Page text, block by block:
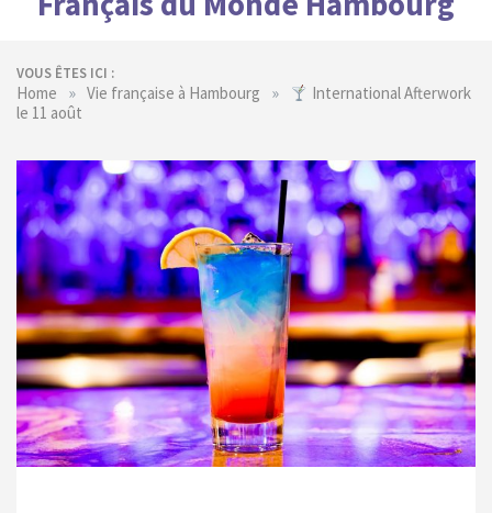
VOUS ÊTES ICI :
Home » Vie française à Hambourg »
International Afterwork
le 11 août